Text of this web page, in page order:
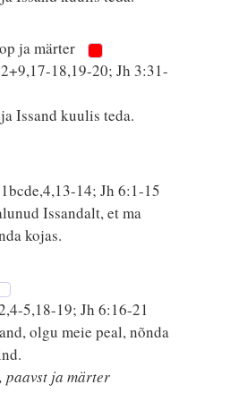
ja märter
18,19-20; Jh 3:31-
Issand kuulis teda.
14; Jh 6:1-15
Issandalt, et ma
kojas.
5,18-19; Jh 6:16-21
olgu meie peal, nõnda
ja märter